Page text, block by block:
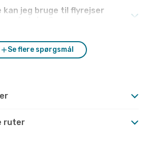
kan jeg bruge til flyrejser
Se flere spørgsmål
ruter